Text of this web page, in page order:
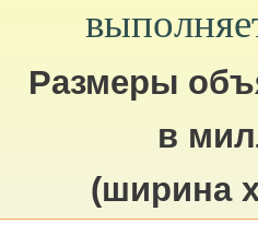
Размеры
в
(ширина